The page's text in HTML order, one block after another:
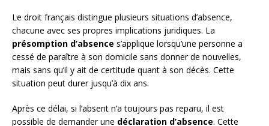
Le droit français distingue plusieurs situations d’absence,
chacune avec ses propres implications juridiques. La
présomption d’absence s’applique lorsqu’une personne a
cessé de paraître à son domicile sans donner de nouvelles,
mais sans qu’il y ait de certitude quant à son décès. Cette
situation peut durer jusqu’à dix ans.
Après ce délai, si l’absent n’a toujours pas reparu, il est
possible de demander une déclaration d’absence. Cette